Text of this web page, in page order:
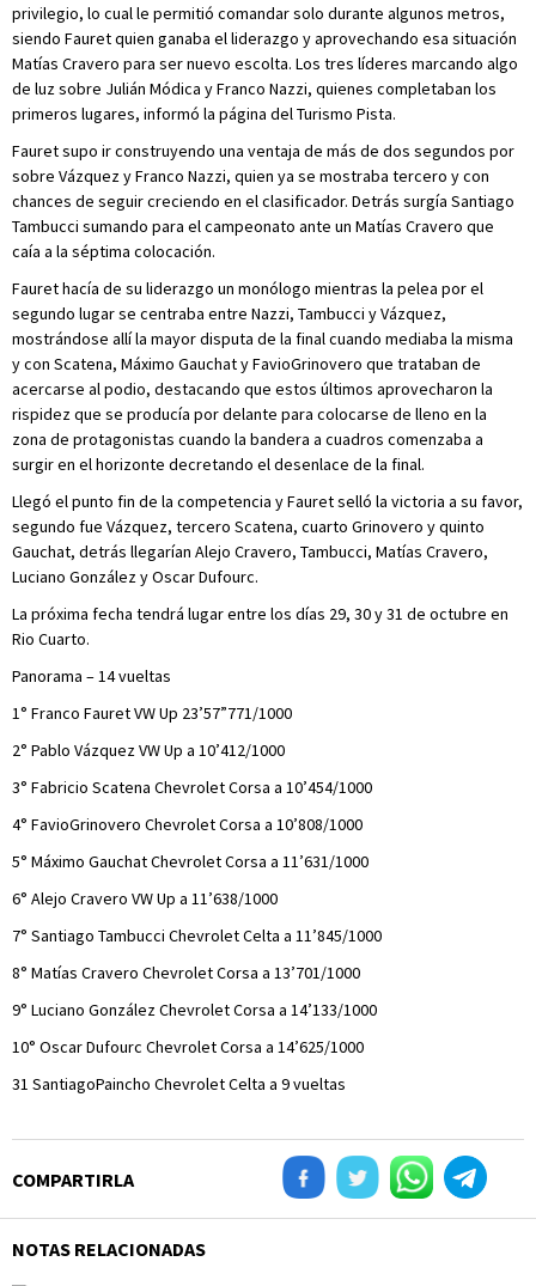
privilegio, lo cual le permitió comandar solo durante algunos metros,
siendo Fauret quien ganaba el liderazgo y aprovechando esa situación
Matías Cravero para ser nuevo escolta. Los tres líderes marcando algo
de luz sobre Julián Módica y Franco Nazzi, quienes completaban los
primeros lugares, informó la página del Turismo Pista.
Fauret supo ir construyendo una ventaja de más de dos segundos por
sobre Vázquez y Franco Nazzi, quien ya se mostraba tercero y con
chances de seguir creciendo en el clasificador. Detrás surgía Santiago
Tambucci sumando para el campeonato ante un Matías Cravero que
caía a la séptima colocación.
Fauret hacía de su liderazgo un monólogo mientras la pelea por el
segundo lugar se centraba entre Nazzi, Tambucci y Vázquez,
mostrándose allí la mayor disputa de la final cuando mediaba la misma
y con Scatena, Máximo Gauchat y FavioGrinovero que trataban de
acercarse al podio, destacando que estos últimos aprovecharon la
rispidez que se producía por delante para colocarse de lleno en la
zona de protagonistas cuando la bandera a cuadros comenzaba a
surgir en el horizonte decretando el desenlace de la final.
Llegó el punto fin de la competencia y Fauret selló la victoria a su favor,
segundo fue Vázquez, tercero Scatena, cuarto Grinovero y quinto
Gauchat, detrás llegarían Alejo Cravero, Tambucci, Matías Cravero,
Luciano González y Oscar Dufourc.
La próxima fecha tendrá lugar entre los días 29, 30 y 31 de octubre en
Rio Cuarto.
Panorama – 14 vueltas
1° Franco Fauret VW Up 23’57”771/1000
2° Pablo Vázquez VW Up a 10’412/1000
3° Fabricio Scatena Chevrolet Corsa a 10’454/1000
4° FavioGrinovero Chevrolet Corsa a 10’808/1000
5° Máximo Gauchat Chevrolet Corsa a 11’631/1000
6° Alejo Cravero VW Up a 11’638/1000
7° Santiago Tambucci Chevrolet Celta a 11’845/1000
8° Matías Cravero Chevrolet Corsa a 13’701/1000
9° Luciano González Chevrolet Corsa a 14’133/1000
10° Oscar Dufourc Chevrolet Corsa a 14’625/1000
31 SantiagoPaincho Chevrolet Celta a 9 vueltas
COMPARTIRLA
NOTAS RELACIONADAS